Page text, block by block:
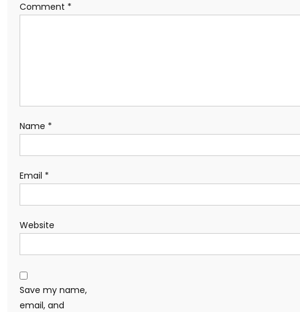
Comment *
Name *
Email *
Website
Save my name,
email, and